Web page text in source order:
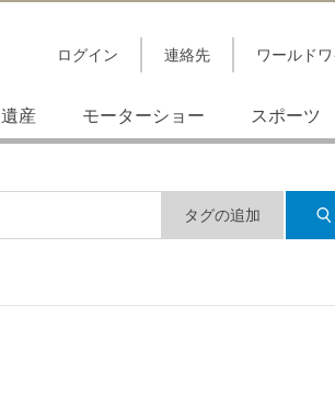
ログイン 連絡先 ワールド
遺産 モーターショー スポーツ
タグの追加